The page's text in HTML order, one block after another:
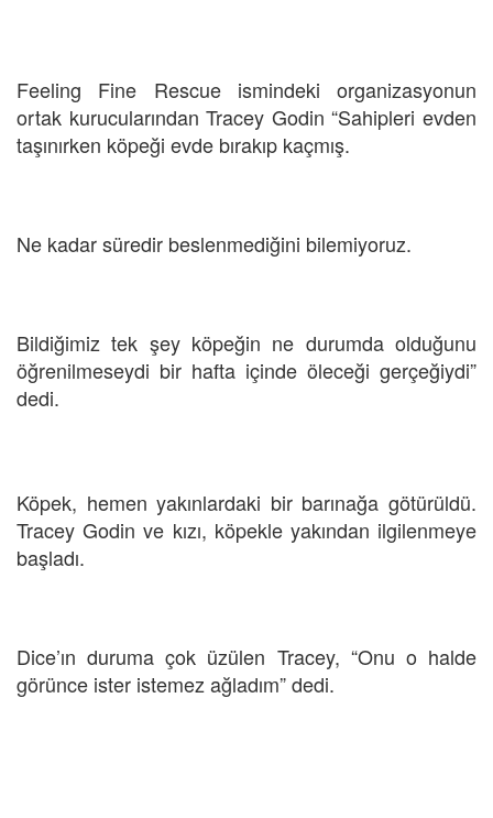
Feeling Fine Rescue ismindeki organizasyonun
ortak kurucularından Tracey Godin “Sahipleri evden
taşınırken köpeği evde bırakıp kaçmış.
Ne kadar süredir beslenmediğini bilemiyoruz.
Bildiğimiz tek şey köpeğin ne durumda olduğunu
öğrenilmeseydi bir hafta içinde öleceği gerçeğiydi”
dedi.
Köpek, hemen yakınlardaki bir barınağa götürüldü.
Tracey Godin ve kızı, köpekle yakından ilgilenmeye
başladı.
Dice’ın duruma çok üzülen Tracey, “Onu o halde
görünce ister istemez ağladım” dedi.